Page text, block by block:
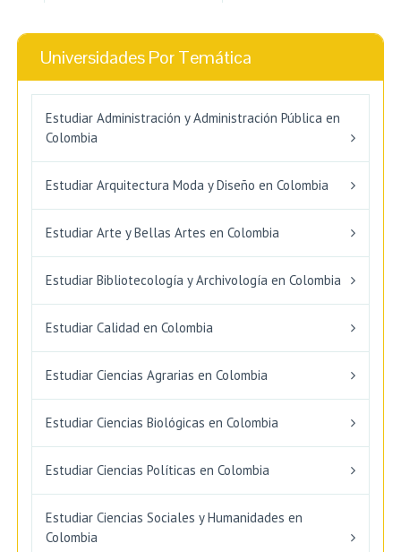
Universidades Por Temática
Estudiar Administración y Administración Pública en
Colombia
Estudiar Arquitectura Moda y Diseño en Colombia
Estudiar Arte y Bellas Artes en Colombia
Estudiar Bibliotecología y Archivología en Colombia
Estudiar Calidad en Colombia
Estudiar Ciencias Agrarias en Colombia
Estudiar Ciencias Biológicas en Colombia
Estudiar Ciencias Políticas en Colombia
Estudiar Ciencias Sociales y Humanidades en
Colombia